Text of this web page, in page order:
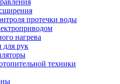
протечки воды
нагрева
для рук
техники